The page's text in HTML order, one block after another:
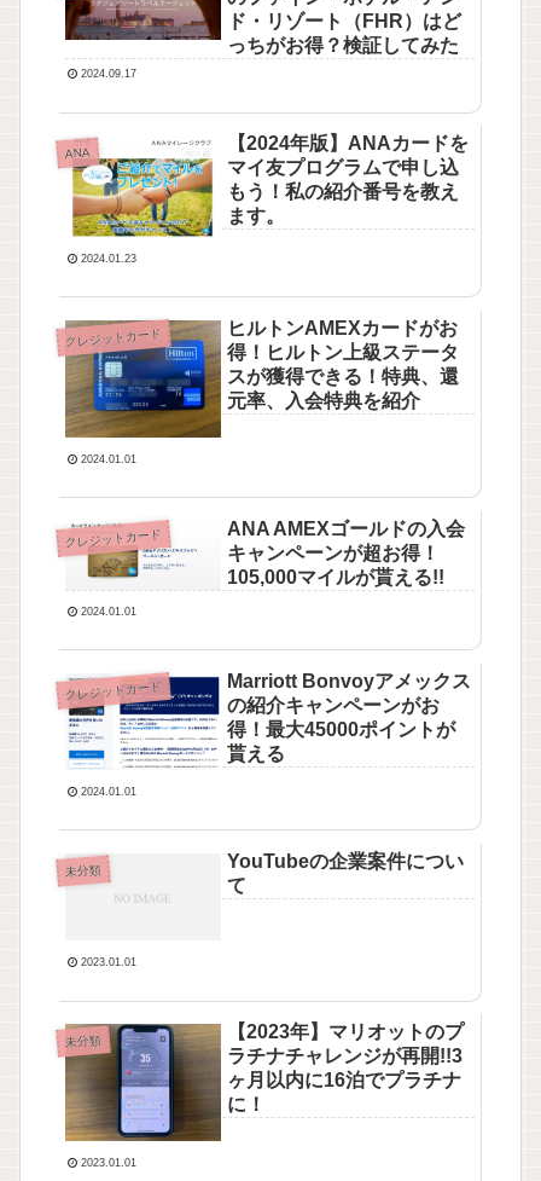
ド・リゾート（FHR）はど
っちがお得？検証してみた
2024.09.17
ANA
【2024年版】ANAカードを
マイ友プログラムで申し込
もう！私の紹介番号を教え
ます。
2024.01.23
クレジットカード
ヒルトンAMEXカードがお
得！ヒルトン上級ステータ
スが獲得できる！特典、還
元率、入会特典を紹介
2024.01.01
クレジットカード
ANA AMEXゴールドの入会
キャンペーンが超お得！
105,000マイルが貰える!!
2024.01.01
クレジットカード
Marriott Bonvoyアメックス
の紹介キャンペーンがお
得！最大45000ポイントが
貰える
2024.01.01
未分類
YouTubeの企業案件につい
て
2023.01.01
未分類
【2023年】マリオットのプ
ラチナチャレンジが再開!!3
ヶ月以内に16泊でプラチナ
に！
2023.01.01